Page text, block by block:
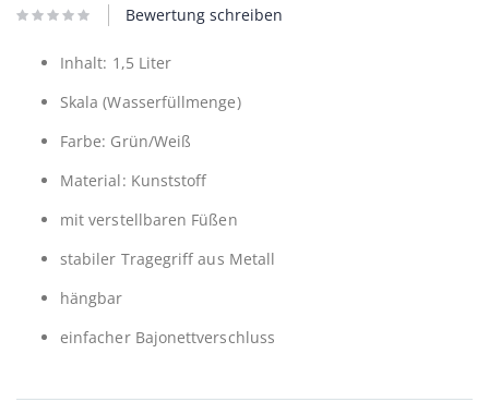
Bewertung schreiben
Inhalt: 1,5 Liter
Skala (Wasserfüllmenge)
Farbe: Grün/Weiß
Material: Kunststoff
mit verstellbaren Füßen
stabiler Tragegriff aus Metall
hängbar
einfacher Bajonettverschluss